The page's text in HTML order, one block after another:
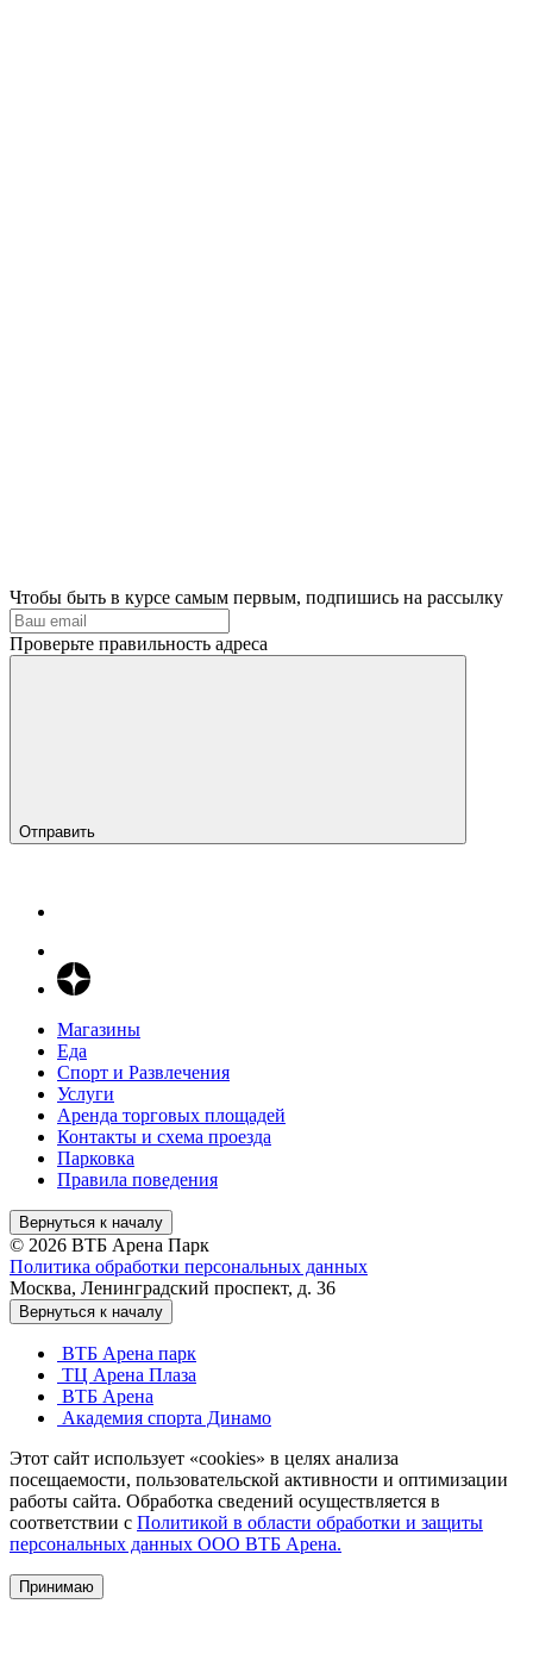
Чтобы быть в курсе самым первым, подпишись на рассылку
Проверьте правильность адреса
Отправить
Магазины
Еда
Спорт и Развлечения
Услуги
Аренда торговых площадей
Контакты и схема проезда
Парковка
Правила поведения
Вернуться к началу
© 2026 ВТБ Арена Парк
Политика обработки персональных данных
Москва, Ленинградский проспект, д. 36
Вернуться к началу
ВТБ Арена парк
ТЦ Арена Плаза
ВТБ Арена
Академия спорта Динамо
Этот сайт использует «cookies» в целях анализа
посещаемости, пользовательской активности и оптимизации
работы сайта. Обработка сведений осуществляется в
соответствии с Политикой в области обработки и защиты
персональных данных ООО ВТБ Арена.
Принимаю